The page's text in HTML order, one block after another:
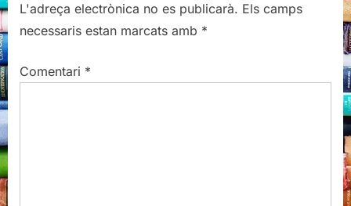
o
u
P
P
o
t
L'adreça electrònica no es publicarà. Els camps
necessaris estan marcats amb *
Comentari *